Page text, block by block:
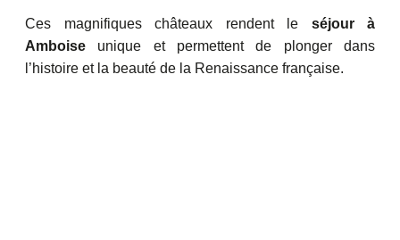
Ces magnifiques châteaux rendent le séjour à
Amboise unique et permettent de plonger dans
l’histoire et la beauté de la Renaissance française.